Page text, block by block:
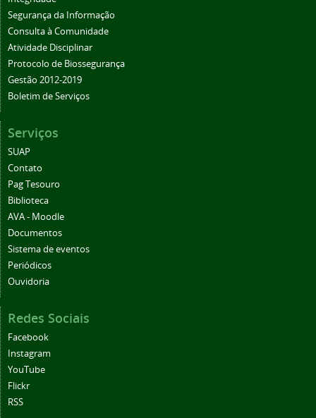
Segurança da Informação
Consulta à Comunidade
Atividade Disciplinar
Protocolo de Biossegurança
Gestão 2012-2019
Boletim de Serviços
Serviços
SUAP
Contato
Pag Tesouro
Biblioteca
AVA - Moodle
Documentos
Sistema de eventos
Periódicos
Ouvidoria
Redes Sociais
Facebook
Instagram
YouTube
Flickr
RSS